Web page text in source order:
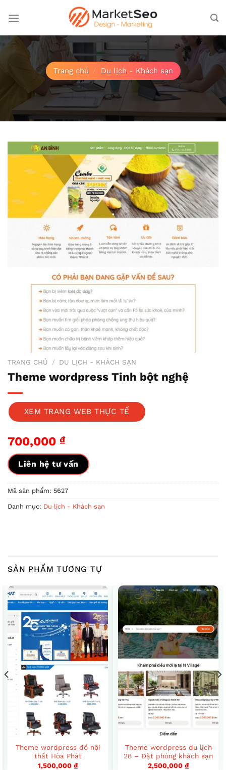
qua
dung
Trang chủ / Du lịch - Khách sạn
TRANG CHỦ / DU LỊCH - KHÁCH SẠN
Theme wordpress Tinh bột nghệ
XEM TRANG WEB THỰC TẾ
700,000 ₫
Liên hệ tư vấn
Mã sản phẩm: 5627
Danh mục: Du lịch - Khách sạn
SẢN PHẨM TƯƠNG TỰ
Theme wordpress đồ nội
thất Hòa Phát
1,500,000 ₫
Theme wordpress du lịch
28 – Đặt phòng khách sạn
2,500,000 ₫